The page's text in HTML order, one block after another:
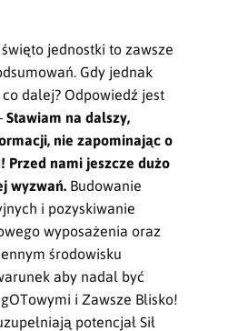
jednostki to zawsze
Gdy jednak
dalej? Odpowiedź jest
Stawiam na dalszy,
nie zapominając o
Przed nami jeszcze dużo
wyzwań. Budowanie
i pozyskiwanie
wyposażenia oraz
środowisku
aby nadal być
i Zawsze Blisko!
potencjał Sił